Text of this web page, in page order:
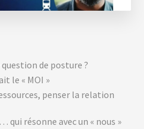
de posture ?
le « MOI »
penser la relation
qui résonne avec un « nous »